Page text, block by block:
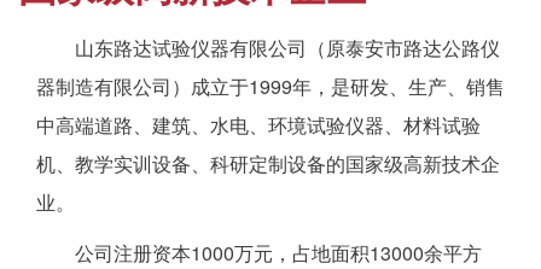
山东路达试验仪器有限公司（原泰安市路达公路仪
器制造有限公司）成立于1999年，是研发、生产、销售
中高端道路、建筑、水电、环境试验仪器、材料试验
机、教学实训设备、科研定制设备的国家级高新技术企
业。
公司注册资本1000万元，占地面积13000余平方